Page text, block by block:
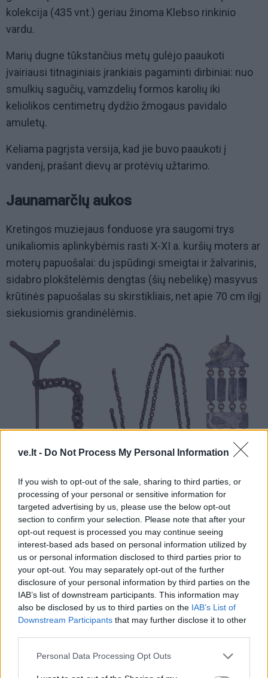
ve.lt - Do Not Process My Personal Information
If you wish to opt-out of the sale, sharing to third parties, or
processing of your personal or sensitive information for
targeted advertising by us, please use the below opt-out
section to confirm your selection. Please note that after your
opt-out request is processed you may continue seeing
interest-based ads based on personal information utilized by
us or personal information disclosed to third parties prior to
your opt-out. You may separately opt-out of the further
disclosure of your personal information by third parties on the
IAB’s list of downstream participants. This information may
also be disclosed by us to third parties on the IAB’s List of
Downstream Participants that may further disclose it to other
Personal Data Processing Opt Outs
kolekcija (435 vnt.) geriau žinoma Klebso rinkinio
vardu.
Marių dugne tūkstančius metų gulėjo paaukoti
įvairiausi titnaginiais įrankiais pagaminti dirbiniai: nuo
smulkių sagučių, vamzdelių formos karolių iki
keliolikos centimetrų dydžio žmogaus pavidalo
amuletų.
Keliama pagrįsta versija, kad jie buvo paaukoti į
vandenį, prašant dievų ar protėvių užtarimo.
Jaunamarčių aukos
Kretingos muziejaus fonduose yra saugomi trys
unikaliomis aplinkybėmis rasti X-XI a. kuršių moters ar
moterų papuošalai: du įspūdingi smeigtai ir žalvarinis,
sidabro plokštelėmis dengtas (šių nebelikę) masyvus
krūtinės papuošalas su skirstikliais, net apie 70 cm ilgį
siekusiomis grandinėlėmis.
© Šie X-XI a. artefaktai buvo aptikti melioruojant Tenžės upę. Dešinėje –
prašmatnus krūtinės papuošalas, kurį 1964 m. rado traktorininkas iš
Tarvydų kaimo. Deniso NIKITENKOS nuotr.
Pastarąjį papuošalą 1964 m. aptiko traktorininkas
Stasys Surblys iš Tarvydų kaimo Kretingos rajone.
Dokumentuose parašyta, jog artefaktas rastas
„Negarbos kaimo durpyne greta Negarbos kapinyno“.
Paaiškinta, jog „per durpyną iškastas Ronžės kanalas“,
tačiau iš tikrųjų šalia Nagarbos piliakalnio teka